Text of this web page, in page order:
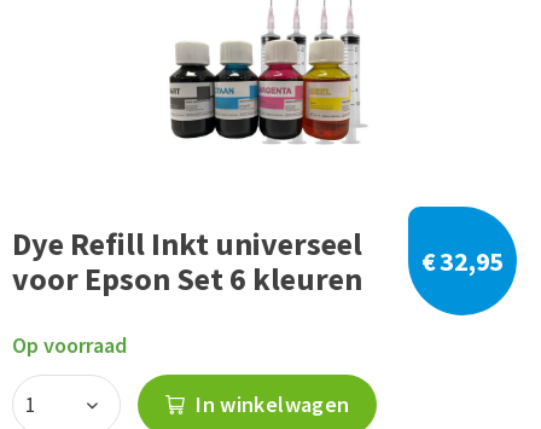
Dye Refill Inkt universeel
voor Epson Set 6 kleuren
€ 32,95
Op voorraad
In winkelwagen